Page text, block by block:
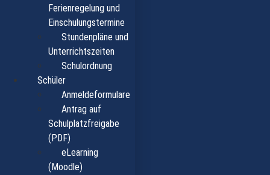
Ferienregelung und
Einschulungstermine
Stundenpläne und
Unterrichtszeiten
Schulordnung
Schüler
Anmeldeformulare
Antrag auf
Schulplatzfreigabe
(PDF)
eLearning
(Moodle)